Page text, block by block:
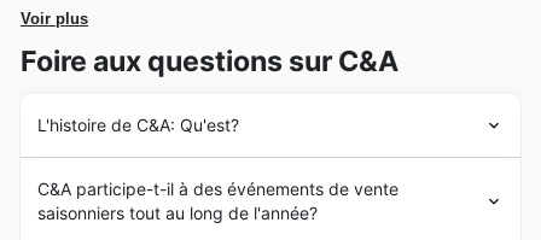
réinventés, disponibles dans les C&A deals et les
publicités hebdomadaires pour des économies
garanties.
Vêtements pour hommes
– Les pièces pour hommes,
alliant style et confort, figurent parmi les meilleures
ventes, particulièrement lors des événements
promotionnels tels que le Black Friday. Profitez des
Voir plus
Foire aux questions sur C&A
L'histoire de C&A: Qu'est?
Brenninkmeijer, C&A a tissé un lien de confiance avec
les familles en France dès son arrivée. S'appuyant sur
C&A participe-t-il à des événements de vente
saisonniers tout au long de l'année?